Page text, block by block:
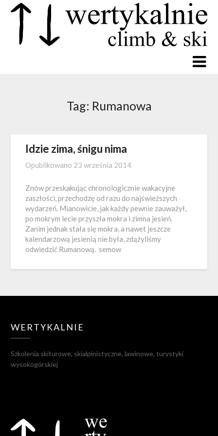
Tag: Rumanowa
Idzie zima, śnigu nima
Opublikowano 23 września 2014
Znów przeskakując chronologicznie wakacyjne
zaszłości, przechodzę od razu do najświeższych
wydarzeń. Mianowicie, jak każdy pewnie zauważył,
po mokrym lecie przyszła mokra i zimna jesień.
Zanim jednak stała się mokra, a nawet jeszcze
kalendarzową jesienią nie była, zdążyliśmy
odwiedzić Rumanową. semow
WERTYKALNIE
Szkolenia skiturowe, skialpinistyczne, lawinowe, turystyki
wysokogórskiej